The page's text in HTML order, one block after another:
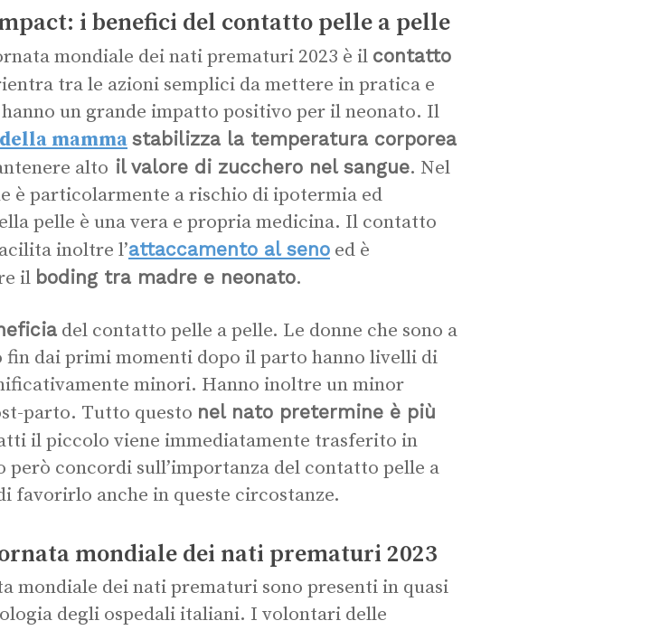
i benefici del contatto pelle a pelle
mondiale dei nati prematuri 2023 è il contatto
tra le azioni semplici da mettere in pratica e
un grande impatto positivo per il neonato. Il
mammastabilizza la temperatura corporea
alto il valore di zucchero nel sangue. Nel
è particolarmente a rischio di ipotermia ed
pelle è una vera e propria medicina. Il contatto
inoltre l’attaccamento al seno ed è
il boding tra madre e neonato.
del contatto pelle a pelle. Le donne che sono a
dai primi momenti dopo il parto hanno livelli di
minori. Hanno inoltre un minor
parto. Tutto questo nel nato pretermine è più
il piccolo viene immediatamente trasferito in
però concordi sull’importanza del contatto pelle a
favorirlo anche in queste circostanze.
mondiale dei nati prematuri 2023
mondiale dei nati prematuri sono presenti in quasi
degli ospedali italiani. I volontari delle